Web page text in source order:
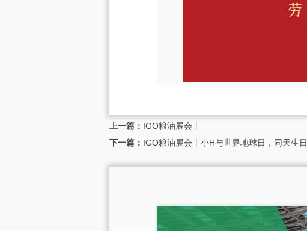
上一篇： IGO粮油展会丨
下一篇： IGO粮油展会丨小H与世界地球日，同天生日